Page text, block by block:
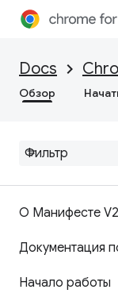
Docs
Обзор
О Манифесте V2
Документация
Начало работы